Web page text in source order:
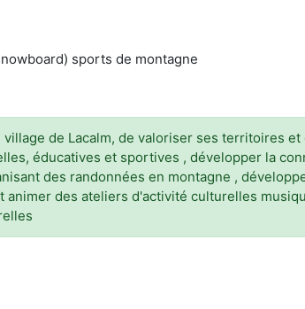
sports de montagne
de Lacalm, de valoriser ses territoires
éducatives et sportives , développer la
des randonnées en montagne ,
des ateliers d'activité culturelles